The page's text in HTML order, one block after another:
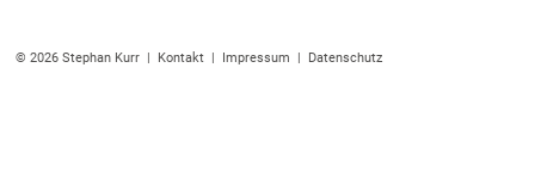
© 2026 Stephan Kurr | Kontakt | Impressum | Datenschutz